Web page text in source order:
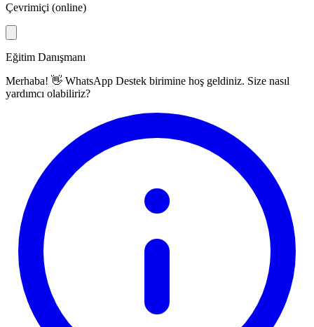
Çevrimiçi (online)
Eğitim Danışmanı
Merhaba! 👋 WhatsApp Destek birimine hoş geldiniz. Size nasıl
yardımcı olabiliriz?